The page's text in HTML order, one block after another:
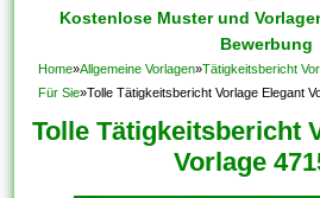
Kostenlose Muster und
Bewerbung
Home»Allgemeine Vorlagen»Tätigkeitsbericht
Für Sie»Tolle Tätigkeitsbericht Vorlage Elegant
Tolle Tätigkeitsbericht
Vorlage